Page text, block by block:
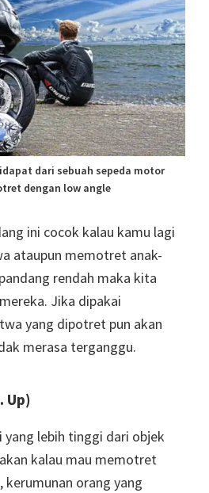
dari sebuah sepeda motor
dengan low angle
ini cocok kalau kamu lagi
ataupun memotret anak-
rendah maka kita
Jika dipakai
yang dipotret pun akan
merasa terganggu.
Up)
lebih tinggi dari objek
kalau mau memotret
kerumunan orang yang